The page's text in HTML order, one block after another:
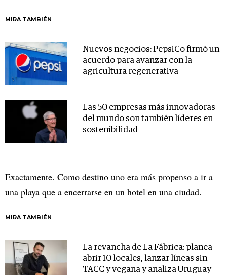
MIRA TAMBIÉN
Nuevos negocios: PepsiCo firmó un
acuerdo para avanzar con la
agricultura regenerativa
Las 50 empresas más innovadoras
del mundo son también líderes en
sostenibilidad
Exactamente. Como destino uno era más propenso a ir a
una playa que a encerrarse en un hotel en una ciudad.
MIRA TAMBIÉN
La revancha de La Fábrica: planea
abrir 10 locales, lanzar líneas sin
TACC y vegana y analiza Uruguay